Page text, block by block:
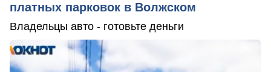
платных парковок в Волжском
Владельцы авто - готовьте деньги